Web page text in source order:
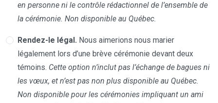
en personne ni le contrôle rédactionnel de l’ensemble de
la cérémonie. Non disponible au Québec.
Rendez-le légal. Nous aimerions nous marier
légalement lors d’une brève cérémonie devant deux
témoins. Cette option n’inclut pas l’échange de bagues ni
les vœux, et n’est pas non plus disponible au Québec.
Non disponible pour les cérémonies impliquant un ami